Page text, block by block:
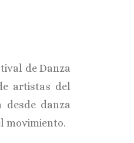
de Danza
artistas del
danza
movimiento.